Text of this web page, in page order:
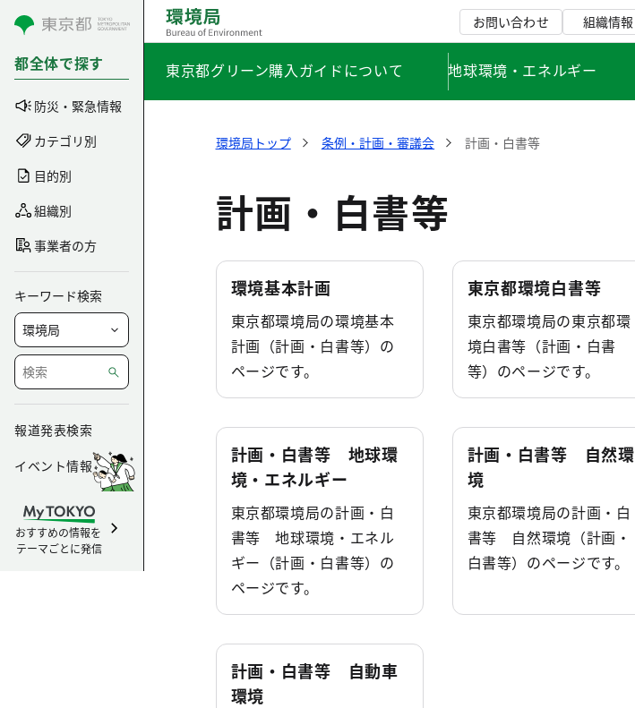
コンテンツにスキップ
都全体で探す
防災・緊急情報
カテゴリ別
目的別
組織別
事業者の方
キーワード検索
報道発表検索
イベント情報
おすすめの情報を
テーマごとに発信
お問い合わせ 組織情報
東京都グリーン購入ガイドについて 地球環境・エネルギー
環境局トップ 条例・計画・審議会 計画・白書等
計画・白書等
環境基本計画
東京都環境局の環境基本
計画（計画・白書等）の
ページです。
東京都環境白書等
東京都環境局の東京都環
境白書等（計画・白書
等）のページです。
計画・白書等 地球環
境・エネルギー
東京都環境局の計画・白
書等 地球環境・エネル
ギー（計画・白書等）の
ページです。
計画・白書等 自然環
境
東京都環境局の計画・白
書等 自然環境（計画・
白書等）のページです。
計画・白書等 自動車
環境